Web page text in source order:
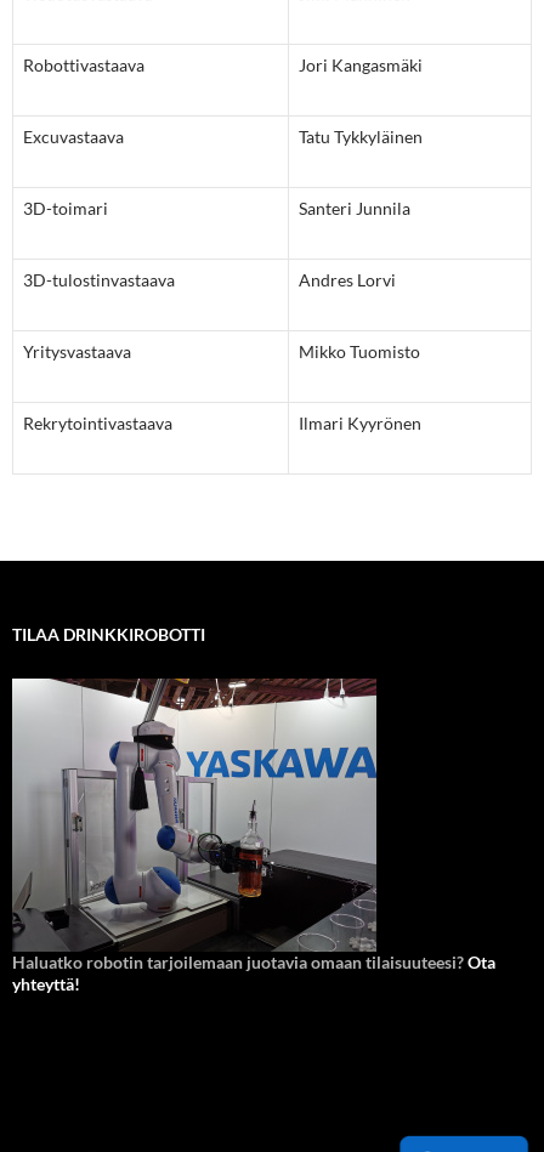
Robottivastaava Jori Kangasmäki
Excuvastaava Tatu Tykkyläinen
3D-toimari Santeri Junnila
3D-tulostinvastaava Andres Lorvi
Yritysvastaava Mikko Tuomisto
Rekrytointivastaava Ilmari Kyyrönen
TILAA DRINKKIROBOTTI
Haluatko robotin tarjoilemaan juotavia omaan tilaisuuteesi?Ota
yhteyttä!